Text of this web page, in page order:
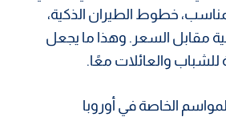
خطوط الطيران الذكية،
مقابل السعر. وهذا ما يجعل
والعائلات معًا.
الخاصة في أوروبا